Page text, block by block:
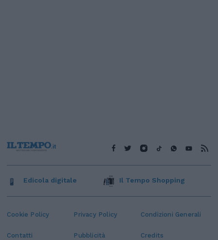
Cookie Policy Privacy Policy Condizioni Generali
Contatti Pubblicità Credits
Edicola digitale Il Tempo Shopping